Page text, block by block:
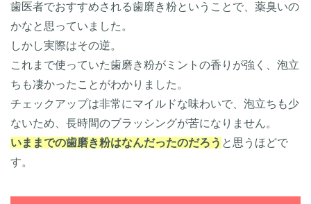
歯医者でおすすめされる歯磨き粉ということで、薬臭いの
かなと思っていました。
しかし実際はその逆。
これまで使っていた歯磨き粉がミントの香りが強く、泡立
ちも凄かったことがわかりました。
チェックアップは非常にマイルドな味わいで、泡立ちも少
ないため、長時間のブラッシングが苦になりません。
いままでの歯磨き粉はなんだったのだろう と思うほどで
す。